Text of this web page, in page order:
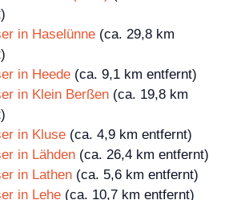
in Haselünne (ca. 29,8 km
in Heede (ca. 9,1 km entfernt)
in Klein Berßen (ca. 19,8 km
in Kluse (ca. 4,9 km entfernt)
in Lähden (ca. 26,4 km entfernt)
in Lathen (ca. 5,6 km entfernt)
in Lehe (ca. 10,7 km entfernt)